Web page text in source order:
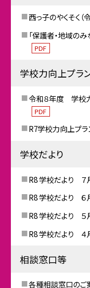
西っ子のやくそく（
「保護者・地域の
PDF
学校力向上プラ
令和８年度 学校
PDF
R7学校力向上プラ
学校だより
R8 学校だより ７
R8 学校だより ６
R8 学校だより ５
R8 学校だより ４
相談窓口等
各種相談窓口のご